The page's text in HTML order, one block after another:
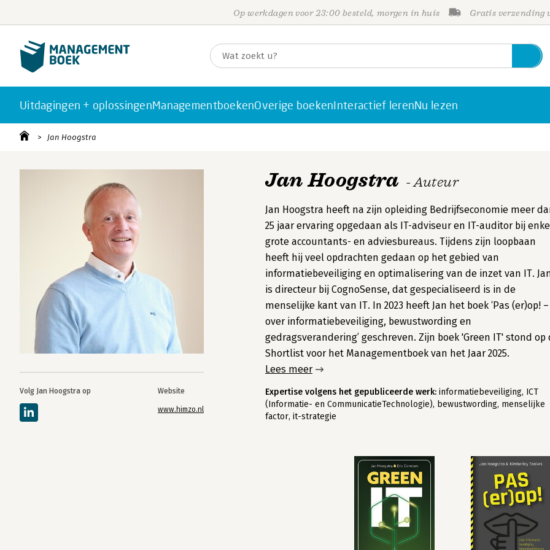
Op werkdagen voor 23:00 besteld, morgen in huis Gratis verzending
Uitdagingen + oplossingenManagementboekenOverige boekenInteractief lerenNu lezen
Jan Hoogstra
Volg Jan Hoogstra op Website
www.himzo.nl
Jan Hoogstra - Auteur
Jan Hoogstra heeft na zijn opleiding Bedrijfseconomie meer
25 jaar ervaring opgedaan als IT-adviseur en IT-auditor bij
grote accountants- en adviesbureaus. Tijdens zijn loopbaan
heeft hij veel opdrachten gedaan op het gebied van
informatiebeveiliging en optimalisering van de inzet van IT.
is directeur bij CognoSense, dat gespecialiseerd is in de
menselijke kant van IT. In 2023 heeft Jan het boek ‘Pas (er)op! –
over informatiebeveiliging, bewustwording en
gedragsverandering’ geschreven. Zijn boek 'Green IT' stond op
Shortlist voor het Managementboek van het Jaar 2025.
Lees meer
Expertise volgens het gepubliceerde werk: informatiebeveiliging, ICT
(Informatie- en CommunicatieTechnologie), bewustwording, menselijke
factor, it-strategie